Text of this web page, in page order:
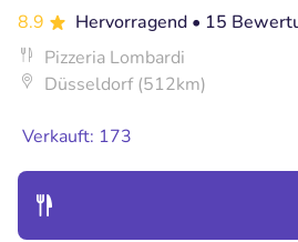
8.9 Hervorragend • 15
Pizzeria Lombardi
Düsseldorf (512km)
Verkauft: 173